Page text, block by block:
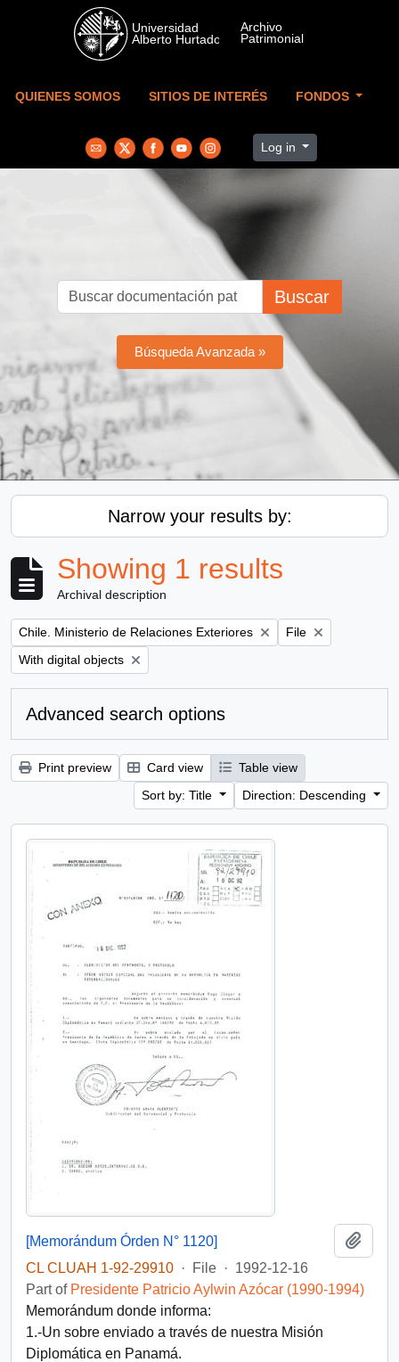
Skip to main content
QUIENES SOMOS SITIOS DE INTERÉS FONDOS
Log in
Buscar
Búsqueda Avanzada »
Narrow your results by:
Showing 1 results
Archival description
Remove filter:
Chile. Ministerio de Relaciones Exteriores Remove filter:
File
Remove filter:
With digital objects
Advanced search options
Print preview Card view
Table view
Sort by: Title
Direction: Descending
[Memorándum Órden N° 1120]
CL CLUAH 1-92-29910 · File · 1992-12-16
Part of Presidente Patricio Aylwin Azócar (1990-1994)
Memorándum donde informa:
1.-Un sobre enviado a través de nuestra Misión
Diplomática en Panamá.